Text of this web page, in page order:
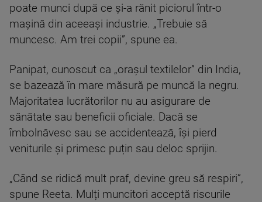
poate munci după ce și-a rănit piciorul într-o
mașină din aceeași industrie. „Trebuie să
muncesc. Am trei copii”, spune ea.
Panipat, cunoscut ca „orașul textilelor” din India,
se bazează în mare măsură pe muncă la negru.
Majoritatea lucrătorilor nu au asigurare de
sănătate sau beneficii oficiale. Dacă se
îmbolnăvesc sau se accidentează, își pierd
veniturile și primesc puțin sau deloc sprijin.
„Când se ridică mult praf, devine greu să respiri”,
spune Reeta. Mulți muncitori acceptă riscurile